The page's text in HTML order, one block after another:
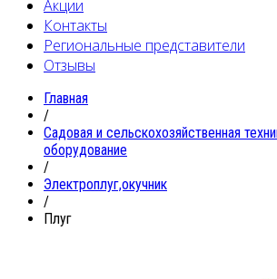
Акции
Контакты
Региональные представители
Отзывы
Главная
/
Садовая и сельскохозяйственная
оборудование
/
Электроплуг,окучник
/
Плуг